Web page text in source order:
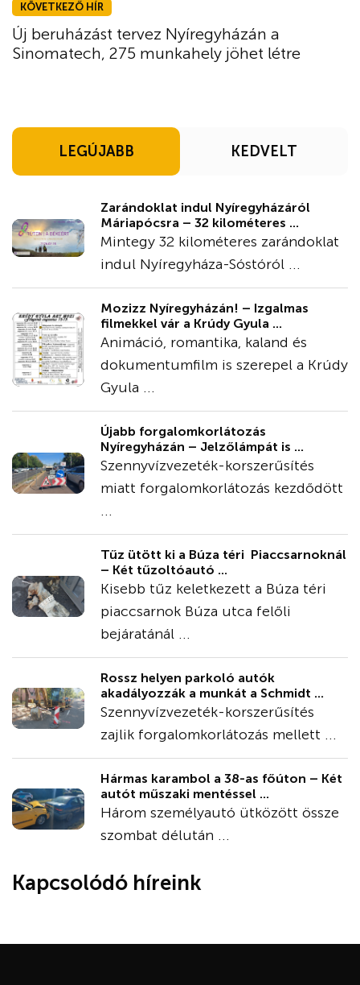
KÖVETKEZŐ HÍR
Új beruházást tervez Nyíregyházán a
Sinomatech, 275 munkahely jöhet létre
LEGÚJABB KEDVELT
Zarándoklat indul Nyíregyházáról
Máriapócsra – 32 kilométeres ...
Mintegy 32 kilométeres zarándoklat
indul Nyíregyháza-Sóstóról ...
Mozizz Nyíregyházán! – Izgalmas
filmekkel vár a Krúdy Gyula ...
Animáció, romantika, kaland és
dokumentumfilm is szerepel a Krúdy
Gyula ...
Újabb forgalomkorlátozás
Nyíregyházán – Jelzőlámpát is ...
Szennyvízvezeték-korszerűsítés
miatt forgalomkorlátozás kezdődött
...
Tűz ütött ki a Búza téri Piaccsarnoknál
– Két tűzoltóautó ...
Kisebb tűz keletkezett a Búza téri
piaccsarnok Búza utca felőli
bejáratánál ...
Rossz helyen parkoló autók
akadályozzák a munkát a Schmidt ...
Szennyvízvezeték-korszerűsítés
zajlik forgalomkorlátozás mellett ...
Hármas karambol a 38-as főúton – Két
autót műszaki mentéssel ...
Három személyautó ütközött össze
szombat délután ...
Kapcsolódó híreink